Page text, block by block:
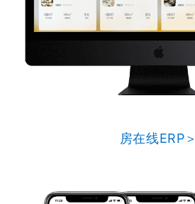
房在线ERP＞